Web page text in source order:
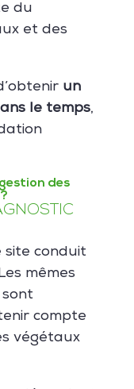
du
et des
un
le temps,
des
site conduit
mêmes
sont
compte
végétaux